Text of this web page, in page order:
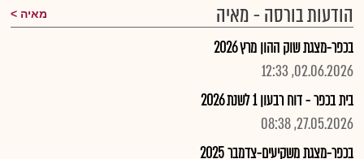
הודעות בורסה - מאיה מאיה
בכפר-מצגת שוק ההון מרץ 2026
02.06.2026, 12:33
בית בכפר - דוח רבעון 1 לשנת 2026
27.05.2026, 08:38
בכפר-מצגת משקיעים-צדמבר 2025